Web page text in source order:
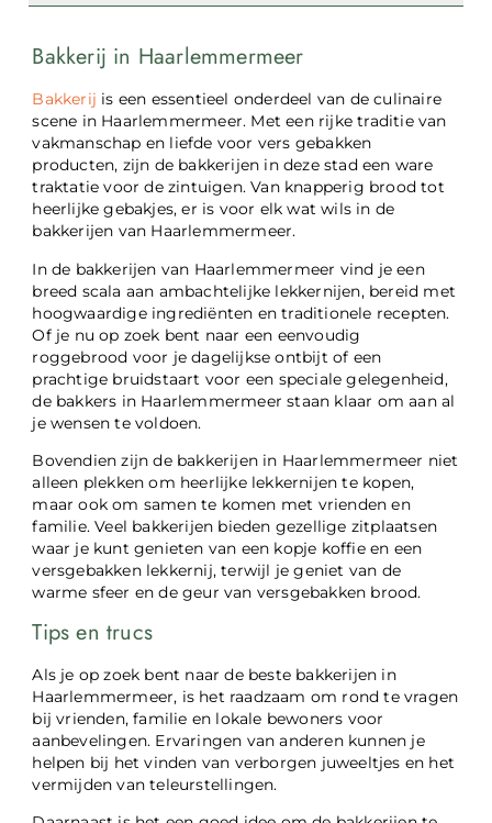
Bakkerij in Haarlemmermeer
Bakkerij is een essentieel onderdeel van de culinaire
scene in Haarlemmermeer. Met een rijke traditie van
vakmanschap en liefde voor vers gebakken
producten, zijn de bakkerijen in deze stad een ware
traktatie voor de zintuigen. Van knapperig brood tot
heerlijke gebakjes, er is voor elk wat wils in de
bakkerijen van Haarlemmermeer.
In de bakkerijen van Haarlemmermeer vind je een
breed scala aan ambachtelijke lekkernijen, bereid met
hoogwaardige ingrediënten en traditionele recepten.
Of je nu op zoek bent naar een eenvoudig
roggebrood voor je dagelijkse ontbijt of een
prachtige bruidstaart voor een speciale gelegenheid,
de bakkers in Haarlemmermeer staan klaar om aan al
je wensen te voldoen.
Bovendien zijn de bakkerijen in Haarlemmermeer niet
alleen plekken om heerlijke lekkernijen te kopen,
maar ook om samen te komen met vrienden en
familie. Veel bakkerijen bieden gezellige zitplaatsen
waar je kunt genieten van een kopje koffie en een
versgebakken lekkernij, terwijl je geniet van de
warme sfeer en de geur van versgebakken brood.
Tips en trucs
Als je op zoek bent naar de beste bakkerijen in
Haarlemmermeer, is het raadzaam om rond te vragen
bij vrienden, familie en lokale bewoners voor
aanbevelingen. Ervaringen van anderen kunnen je
helpen bij het vinden van verborgen juweeltjes en het
vermijden van teleurstellingen.